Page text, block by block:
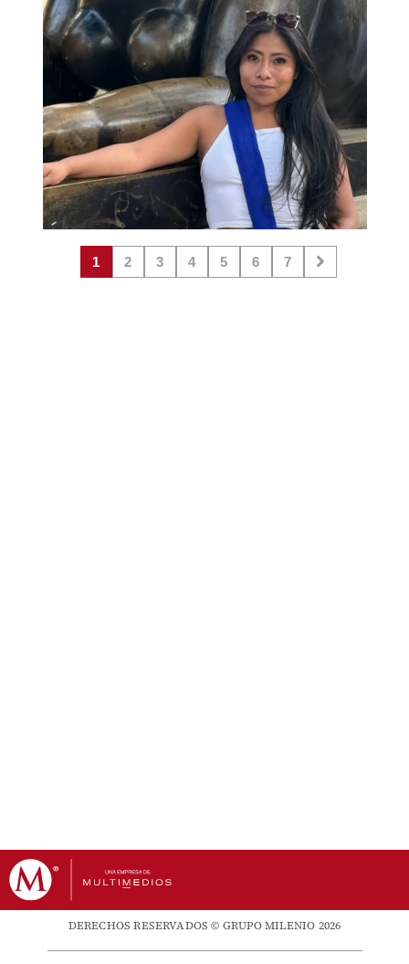
1 2 3 4 5 6 7
DERECHOS RESERVADOS © GRUPO MILENIO 2026